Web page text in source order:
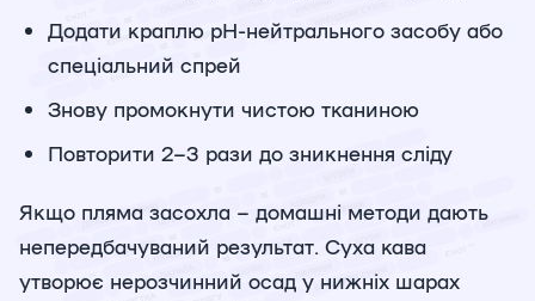
Додати краплю pH-нейтрального засобу або
спеціальний спрей
Знову промокнути чистою тканиною
Повторити 2–3 рази до зникнення сліду
Якщо пляма засохла – домашні методи дають
непередбачуваний результат. Суха кава
утворює нерозчинний осад у нижніх шарах